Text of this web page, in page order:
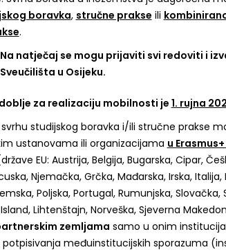
boravka, stručne prakse ili
.
Na natječaj se mogu prijaviti svi redoviti i
Sveučilišta u Osijeku.
za realizaciju mobilnosti je 1. rujna
studijskog boravka i/ili stručne prakse
ustanovama ili organizacijama u
EU: Austrija, Belgija, Bugarska, Cipar,
Njemačka, Grčka, Mađarska, Irska,
Poljska, Portugal, Rumunjska, Slovačka,
Lihtenštajn, Norveška, Sjeverna
zemljama samo u onim
međuinstitucijskih sporazuma